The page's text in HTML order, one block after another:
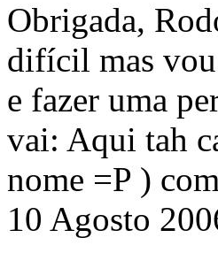
Obrigada,
difícil mas
e fazer uma
vai: Aqui tah
nome =P )
10 Agosto